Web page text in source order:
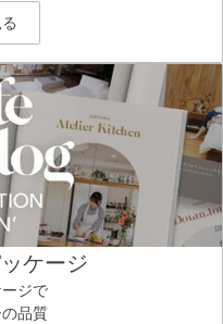
ケージ
ジで
品質